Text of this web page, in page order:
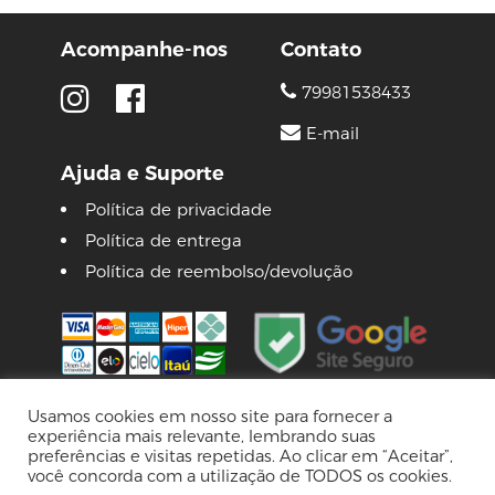
Acompanhe-nos
Ajuda e Suporte
Política de privacidade
Política de entrega
Política de reembolso/devolução
Contato
79981538433
E-mail
© 2026 Lojas Pinguim
Tecnologia Virtuaria
Usamos cookies em nosso site para fornecer a
experiência mais relevante, lembrando suas
preferências e visitas repetidas. Ao clicar em “Aceitar”,
você concorda com a utilização de TODOS os cookies.